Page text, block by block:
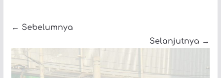
← Sebelumnya
Selanjutnya →